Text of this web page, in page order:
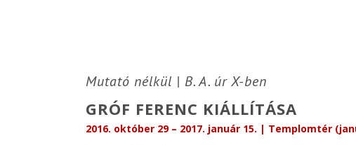
Mutató nélkül | B. A. úr X-ben
GRÓF FERENC KIÁLLÍTÁSA
2016. október 29 – 2017. január 15. | Templomtér